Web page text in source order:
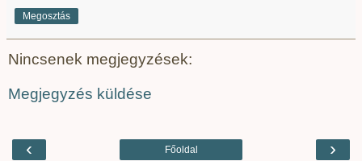
Megosztás
Nincsenek megjegyzések:
Megjegyzés küldése
‹ ›
Főoldal